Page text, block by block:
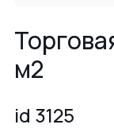
м2
id 3125